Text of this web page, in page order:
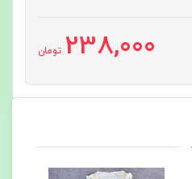
238,000 تومان